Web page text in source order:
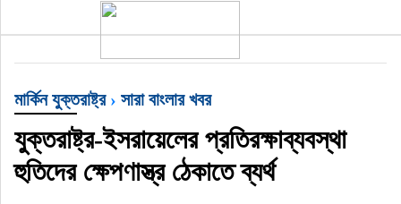
বাংলাদেশ
ইন্টারন্যাশনাল
মার্কিন যুক্তরাষ্ট্র› সারা বাংলার খবর
যুক্তরাষ্ট্র-ইসরায়েলের প্রতিরক্ষাব্যবস্থা
হুতিদের ক্ষেপণাস্ত্র ঠেকাতে ব্যর্থ